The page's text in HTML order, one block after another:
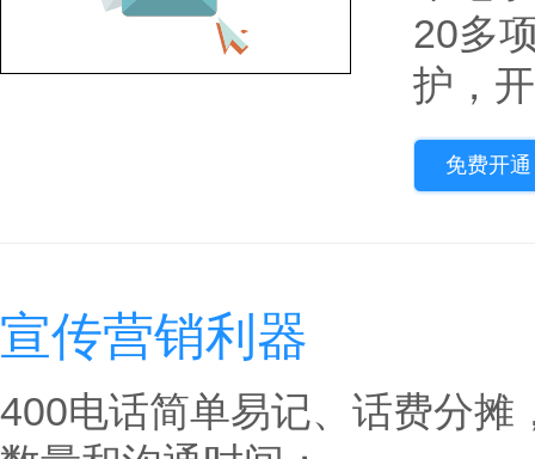
20多
护，
免费开通
宣传营销利器
400电话简单易记、话费分